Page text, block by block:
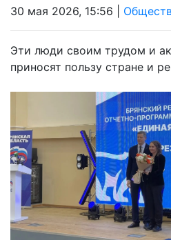
30 мая 2026, 15:56 |
Эти люди своим трудом и
приносят пользу стране и